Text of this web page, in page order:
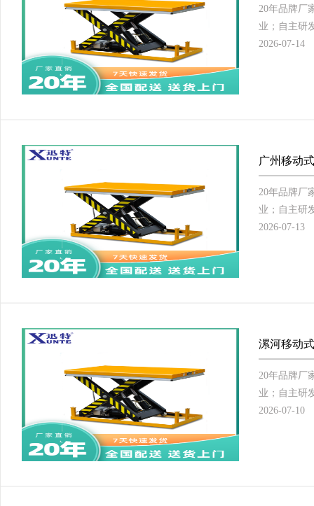
20年品牌厂
业；自主研
2026-07-14
广州移动
20年品牌厂
业；自主研
2026-07-13
漯河移动
20年品牌厂
业；自主研
2026-07-10